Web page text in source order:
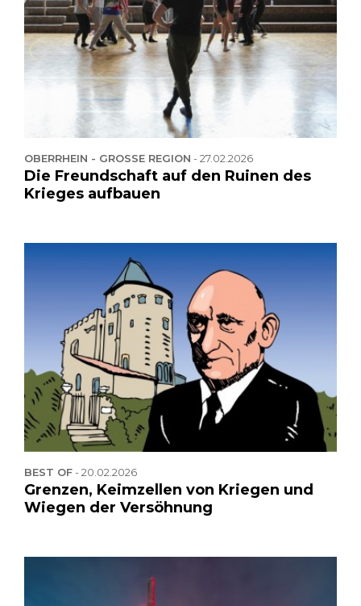
OBERRHEIN - GROSSE REGION -27.02.2026
Die Freundschaft auf den Ruinen des
Krieges aufbauen
BEST OF-20.02.2026
Grenzen, Keimzellen von Kriegen und
Wiegen der Versöhnung